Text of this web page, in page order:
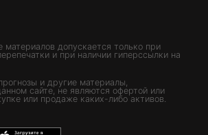
материалов допускается только при
и при наличии гиперссылки на
и другие материалы,
сайте, не являются офертой или
или продаже каких-либо активов.